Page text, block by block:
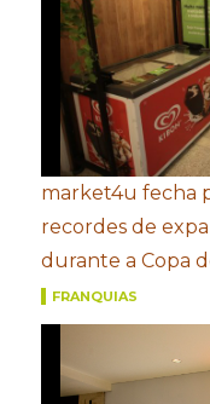
market4u fecha
recordes de
durante a Copa
FRANQUIAS